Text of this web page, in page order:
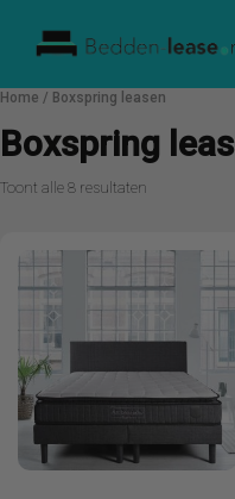
Lease
Home / Boxspring leasen
Boxspring
Toont alle 8 resultaten